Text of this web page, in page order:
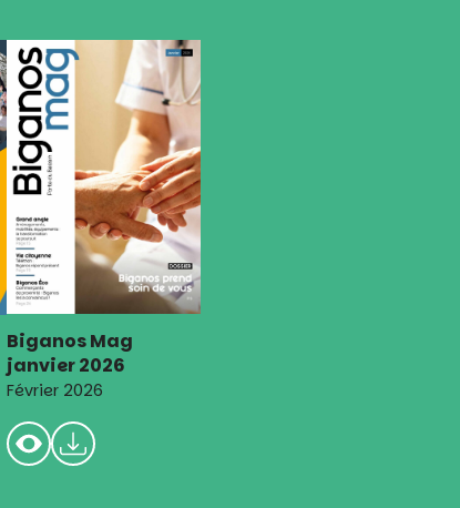
Biganos Mag
janvier 2026
Février 2026